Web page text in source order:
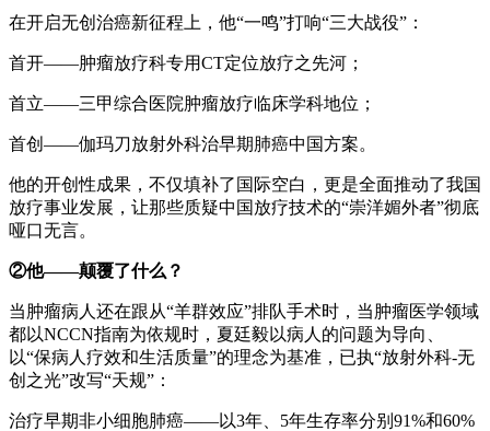
在开启无创治癌新征程上，他“一鸣”打响“三大战役”：
首开——肿瘤放疗科专用CT定位放疗之先河；
首立——三甲综合医院肿瘤放疗临床学科地位；
首创——伽玛刀放射外科治早期肺癌中国方案。
他的开创性成果，不仅填补了国际空白，更是全面推动了我国
放疗事业发展，让那些质疑中国放疗技术的“崇洋媚外者”彻底
哑口无言。
②他——颠覆了什么？
当肿瘤病人还在跟从“羊群效应”排队手术时，当肿瘤医学领域
都以NCCN指南为依规时，夏廷毅以病人的问题为导向、
以“保病人疗效和生活质量”的理念为基准，已执“放射外科-无
创之光”改写“天规”：
治疗早期非小细胞肺癌——以3年、5年生存率分别91%和60%